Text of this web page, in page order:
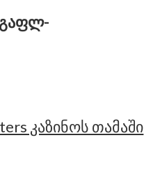
გაფლ-
კაზინოს თამაში